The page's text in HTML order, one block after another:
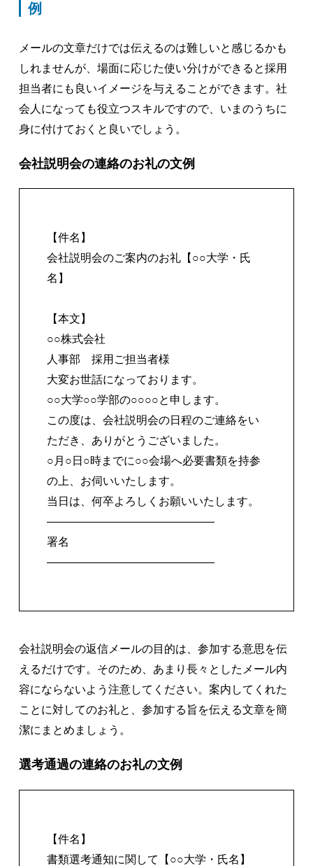
例
メールの文章だけでは伝えるのは難しいと感じるかも
しれませんが、場面に応じた使い分けができると採用
担当者にも良いイメージを与えることができます。社
会人になっても役立つスキルですので、いまのうちに
身に付けておくと良いでしょう。
会社説明会の連絡のお礼の文例
【件名】
会社説明会のご案内のお礼【○○大学・氏
名】
【本文】
○○株式会社
人事部 採用ご担当者様
大変お世話になっております。
○○大学○○学部の○○○○と申します。
この度は、会社説明会の日程のご連絡をい
ただき、ありがとうございました。
○月○日○時までに○○会場へ必要書類を持参
の上、お伺いいたします。
当日は、何卒よろしくお願いいたします。
―――――――――――――――
署名
―――――――――――――――
会社説明会の返信メールの目的は、参加する意思を伝
えるだけです。そのため、あまり長々としたメール内
容にならないよう注意してください。案内してくれた
ことに対してのお礼と、参加する旨を伝える文章を簡
潔にまとめましょう。
選考通過の連絡のお礼の文例
【件名】
書類選考通知に関して【○○大学・氏名】